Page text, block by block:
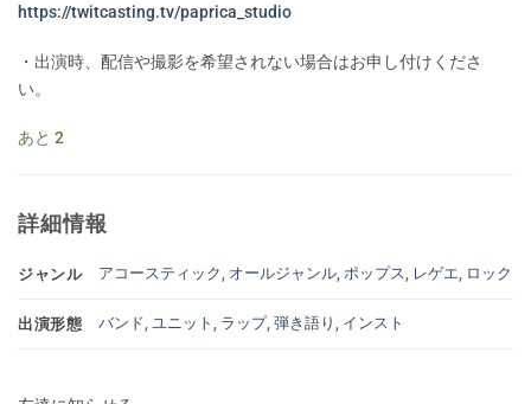
https://twitcasting.tv/paprica_studio
・出演時、配信や撮影を希望されない場合はお申し付けくださ
い。
あと 2
詳細情報
ジャンル アコースティック , オールジャンル,ポップス, レゲエ, ロック
出演形態 バンド,ユニット , ラップ,弾き語り , インスト